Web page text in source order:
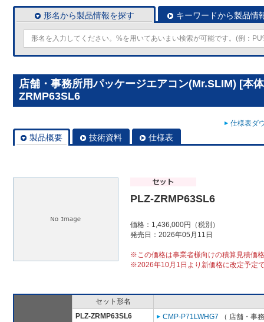
形名から製品情報を探す キーワードから製品情
店舗・事務所用パッケージエアコン(Mr.SLIM) [本
ZRMP63SL6
仕様表ダ
製品概要 技術資料 仕様表
PLZ-ZRMP63SL6
価格：1,436,000円（税別）
発売日：2026年05月11日
※この価格は事業者様向けの積算見積価
※2026年10月1日より新価格に改定予定
セット形名
PLZ-ZRMP63SL6
CMP-P71LWHG7 （ 店舗・事